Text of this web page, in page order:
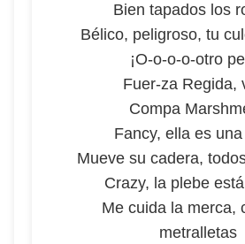
Bien tapados los
Bélico, peligroso, tu
¡O-o-o-o-otro
Fuer-za Regida,
Compa
Fancy, ella es
Mueve su cadera,
Crazy, la plebe
Me cuida la merca,
metralletas